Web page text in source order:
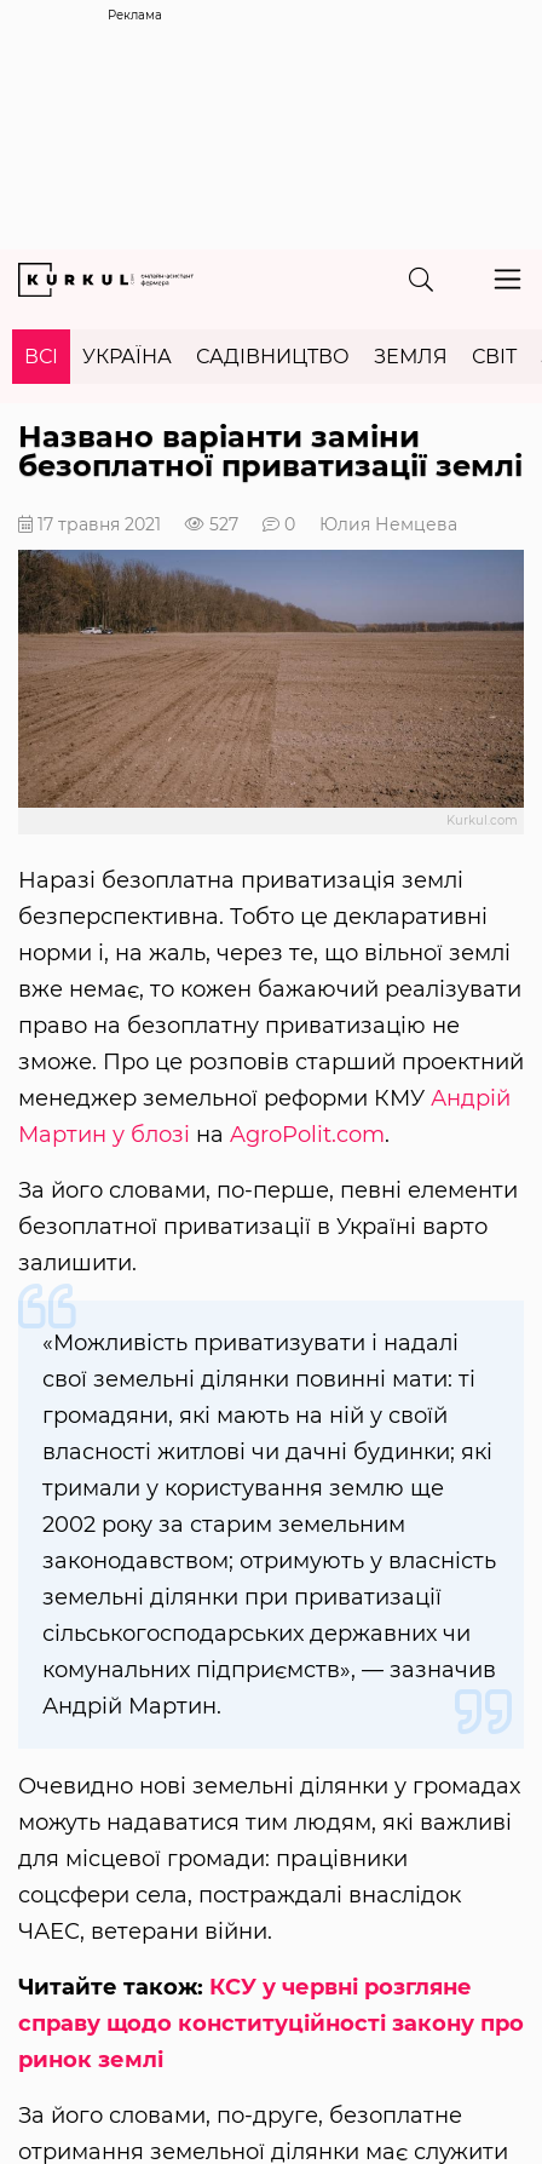
Реклама
ВСІ УКРАЇНА САДІВНИЦТВО ЗЕМЛЯ СВІТ
Названо варіанти заміни
безоплатної приватизації землі
17 травня 2021 527 0 Юлия Немцева
Kurkul.com
Наразі безоплатна приватизація землі
безперспективна. Тобто це декларативні
норми і, на жаль, через те, що вільної землі
вже немає, то кожен бажаючий реалізувати
право на безоплатну приватизацію не
зможе. Про це розповів старший проектний
менеджер земельної реформи КМУ Андрій
Мартин у блозі на AgroPolit.com.
За його словами, по-перше, певні елементи
безоплатної приватизації в Україні варто
залишити.
«Можливість приватизувати і надалі
свої земельні ділянки повинні мати: ті
громадяни, які мають на ній у своїй
власності житлові чи дачні будинки; які
тримали у користування землю ще
2002 року за старим земельним
законодавством; отримують у власність
земельні ділянки при приватизації
сільськогосподарських державних чи
комунальних підприємств», — зазначив
Андрій Мартин.
Очевидно нові земельні ділянки у громадах
можуть надаватися тим людям, які важливі
для місцевої громади: працівники
соцсфери села, постраждалі внаслідок
ЧАЕС, ветерани війни.
Читайте також: КСУ у червні розгляне
справу щодо конституційності закону про
ринок землі
За його словами, по-друге, безоплатне
отримання земельної ділянки має служити